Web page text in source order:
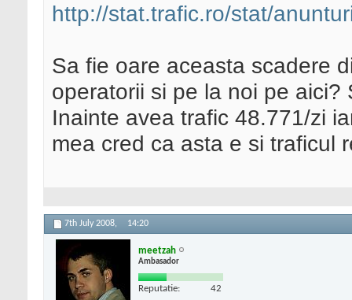
http://stat.trafic.ro/stat/
Sa fie oare aceasta scadere
operatorii si pe la noi pe aici?
Inainte avea trafic 48.771/zi
mea cred ca asta e si traficul
7th July 2008, 14:20
meetzah
Ambasador
Reputatie: 42